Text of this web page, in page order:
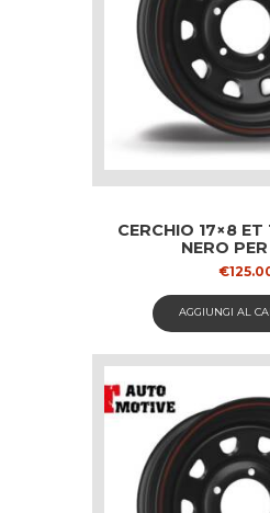
CERCHIO 17×8
NERO PER
€
AGGIUNGI AL